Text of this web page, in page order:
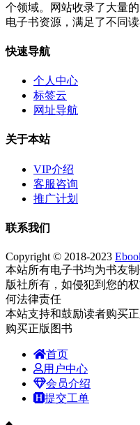
个领域。网站收录了大量
电子书资源，满足了不同读
快速导航
个人中心
标签云
网址导航
关于本站
VIP介绍
客服咨询
推广计划
联系我们
Copyright © 2018-2023
本站所有电子书均为书友
版社所有，如侵犯到您的
何法律责任
本站支持和鼓励读者购买
购买正版图书
首页
用户中心
会员介绍
提交工单